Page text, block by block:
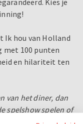
Kies je
hou van Holland
met 100 punten
en hilariteit ten
van het diner, dan
spelshow spelen of
uur. Kies je ervoor